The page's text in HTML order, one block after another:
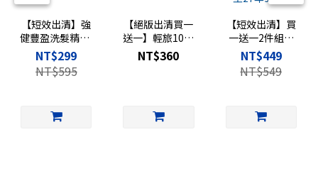
【短效出清】強
健豐盈洗髮精2.0
版｜髮根奇蹟
500ml『效期到
2027/6月』
NT$299
NT$595
【絕版出清買一
送一】輕旅10款
香味（任選2罐）
售完絕版
NT$360
【短效出清】買
一送一2件組🔥
JO SONG 2.0｜氨
基酸平衡洗面乳
125ml（效期剩
NT$449
NT$549